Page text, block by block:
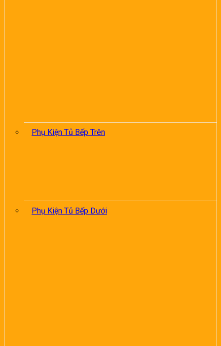
Phụ Kiện Tủ Bếp Trên
Phụ Kiện Tủ Bếp Dưới